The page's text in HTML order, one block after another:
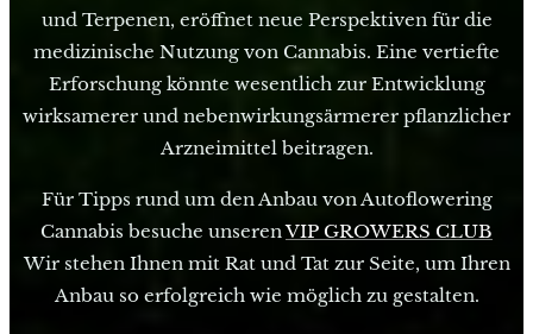
und Terpenen, eröffnet neue Perspektiven für die
medizinische Nutzung von Cannabis. Eine vertiefte
Erforschung könnte wesentlich zur Entwicklung
wirksamerer und nebenwirkungsärmerer pflanzlicher
Arzneimittel beitragen.
Für Tipps rund um den Anbau von Autoflowering
Cannabis besuche unserenVIP GROWERS CLUB
Wir stehen Ihnen mit Rat und Tat zur Seite, um Ihren
Anbau so erfolgreich wie möglich zu gestalten.